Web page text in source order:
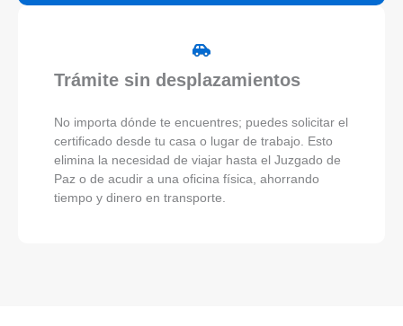
Trámite sin desplazamientos
No importa dónde te encuentres; puedes solicitar el
certificado desde tu casa o lugar de trabajo. Esto
elimina la necesidad de viajar hasta el Juzgado de
Paz o de acudir a una oficina física, ahorrando
tiempo y dinero en transporte.